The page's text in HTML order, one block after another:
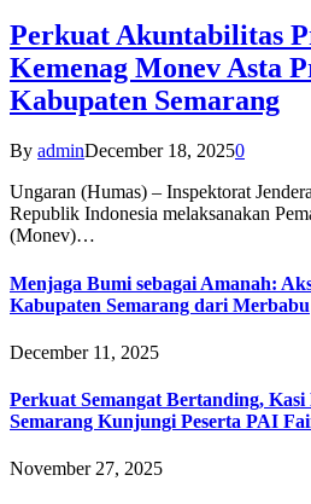
Perkuat Akuntabilitas
Kemenag Monev Asta
Kabupaten Semarang
By adminDecember 18, 20250
Ungaran (Humas) – Inspektorat
Republik Indonesia melaksanakan
(Monev)…
Menjaga Bumi sebagai Amanah:
Kabupaten Semarang dari Merbabu
December 11, 2025
Perkuat Semangat Bertanding,
Semarang Kunjungi Peserta PAI
November 27, 2025